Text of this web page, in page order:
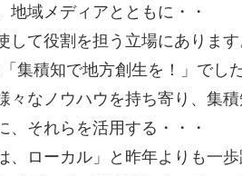
地域メディアとともに・・
して役割を担う立場にあります
集積知で地方創生を！」でした
々なノウハウを持ち寄り、集積
、それらを活用する・・・
、ローカル」と昨年よりも一歩